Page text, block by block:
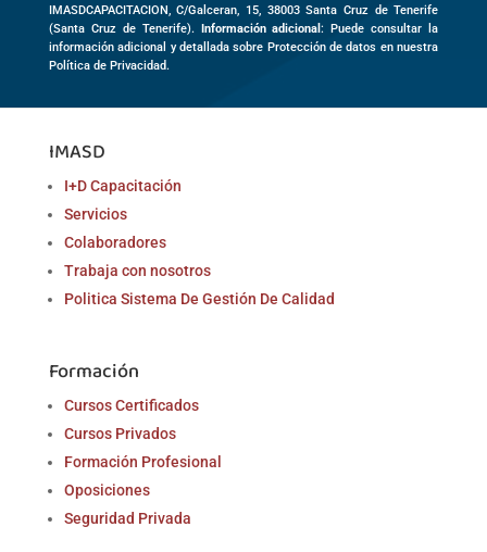
IMASDCAPACITACION,C/Galceran, 15, 38003Santa Cruz de Tenerife
(Santa Cruz de Tenerife).Información adicional: Puede consultar la
información adicional y detallada sobre Protección de datos en nuestra
Política de Privacidad.
IMASD
I+D Capacitación
Servicios
Colaboradores
Trabaja con nosotros
Politica Sistema De Gestión De Calidad
Formación
Cursos Certificados
Cursos Privados
Formación Profesional
Oposiciones
Seguridad Privada